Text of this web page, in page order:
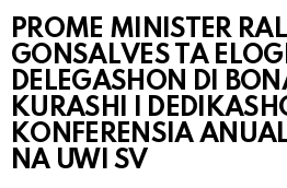
PROME MINISTER
GONSALVES TA
DELEGASHON DI
KURASHI I
KONFERENSIA
NA UWI SV